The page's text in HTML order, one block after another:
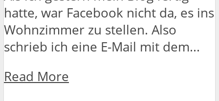
hatte, war Facebook nicht da, es ins
Wohnzimmer zu stellen. Also
schrieb ich eine E-Mail mit dem...
Read More